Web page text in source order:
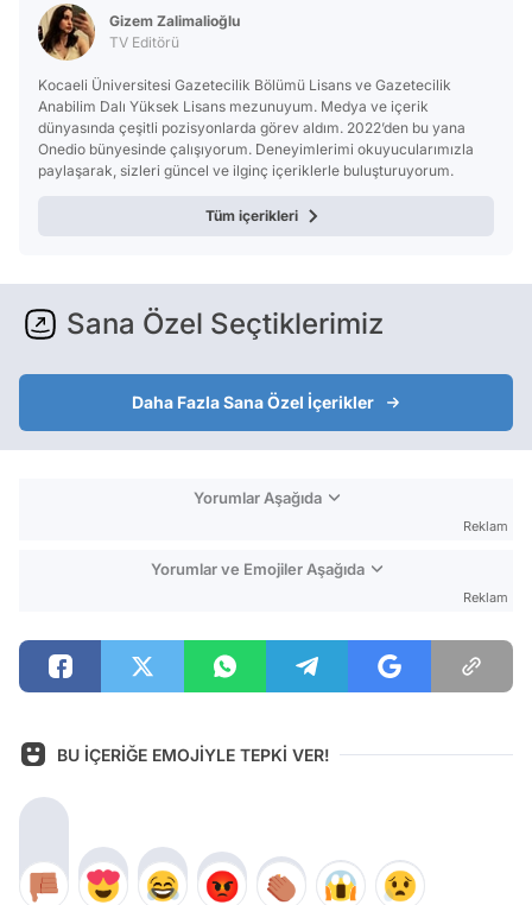
Gizem Zalimalioğlu
TV Editörü
Kocaeli Üniversitesi Gazetecilik Bölümü Lisans ve Gazetecilik
Anabilim Dalı Yüksek Lisans mezunuyum. Medya ve içerik
dünyasında çeşitli pozisyonlarda görev aldım. 2022’den bu yana
Onedio bünyesinde çalışıyorum. Deneyimlerimi okuyucularımızla
paylaşarak, sizleri güncel ve ilginç içeriklerle buluşturuyorum.
Tüm içerikleri
Sana Özel Seçtiklerimiz
Daha Fazla Sana Özel İçerikler
Yorumlar Aşağıda
Reklam
Yorumlar ve Emojiler Aşağıda
Reklam
BU İÇERİĞE EMOJİYLE TEPKİ VER!